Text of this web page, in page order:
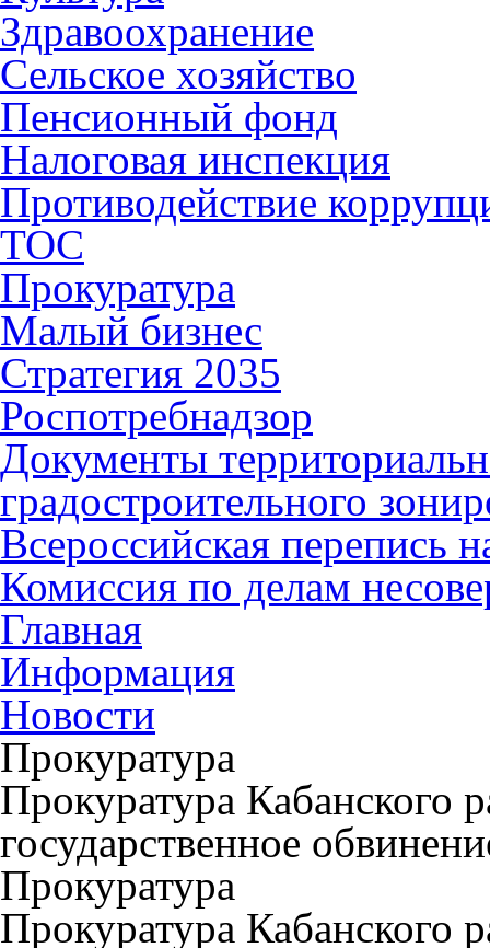
Здравоохранение
Сельское хозяйство
Пенсионный фонд
Налоговая инспекция
Противодействие
ТОС
Прокуратура
Малый бизнес
Стратегия 2035
Роспотребнадзор
Документы
градостроительного
Всероссийская перепись
Комиссия по делам
Главная
Информация
Новости
Прокуратура
Прокуратура Кабанского
государственное
Прокуратура
Прокуратура Кабанского